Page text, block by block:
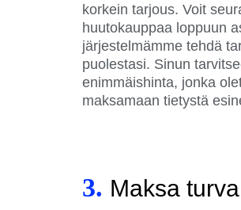
korkein tarjous. Voit
huutokauppaa loppuun
järjestelmämme tehdä
puolestasi. Sinun
enimmäishinta, jonka
maksamaan tietystä
3. Maksa